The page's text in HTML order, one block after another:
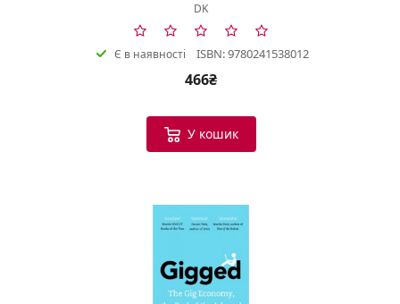
DK
Є в наявності ISBN: 9780241538012
466₴
У кошик